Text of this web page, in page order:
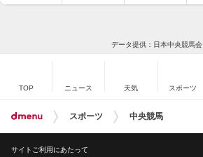
データ提供：日本中央競馬会
TOP ニュース 天気 スポーツ
スポーツ 中央競馬
サイトご利用にあたって